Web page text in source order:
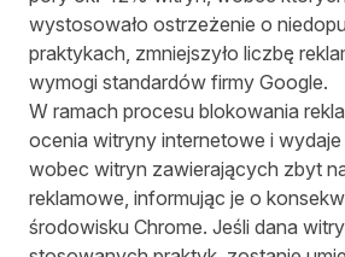
wystosowało ostrzeżenie o
praktykach, zmniejszyło liczbę
wymogi standardów firmy Google.
W ramach procesu blokowania
ocenia witryny internetowe i
wobec witryn zawierających zbyt
reklamowe, informując je o
środowisku Chrome. Jeśli dana